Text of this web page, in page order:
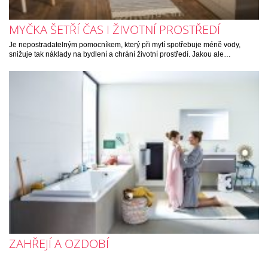
MYČKA ŠETŘÍ ČAS I ŽIVOTNÍ PROSTŘEDÍ
Je nepostradatelným pomocníkem, který při mytí spotřebuje méně vody,
snižuje tak náklady na bydlení a chrání životní prostředí. Jakou ale…
ZAHŘEJÍ A OZDOBÍ